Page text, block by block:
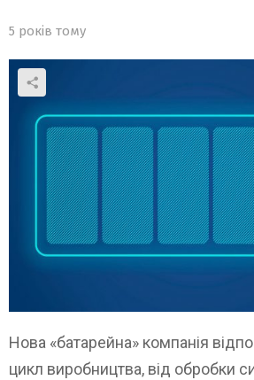
5 років тому
Нова «батарейна» компанія
цикл виробництва, від обробки